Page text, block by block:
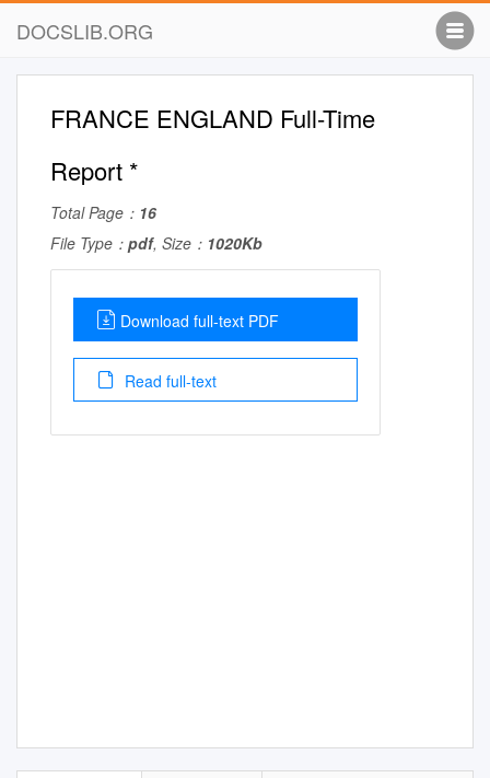
DOCSLIB.ORG
FRANCE ENGLAND Full-Time
Report *
Total Page： 16
File Type： pdf, Size： 1020Kb
Download full-text PDF
Read full-text